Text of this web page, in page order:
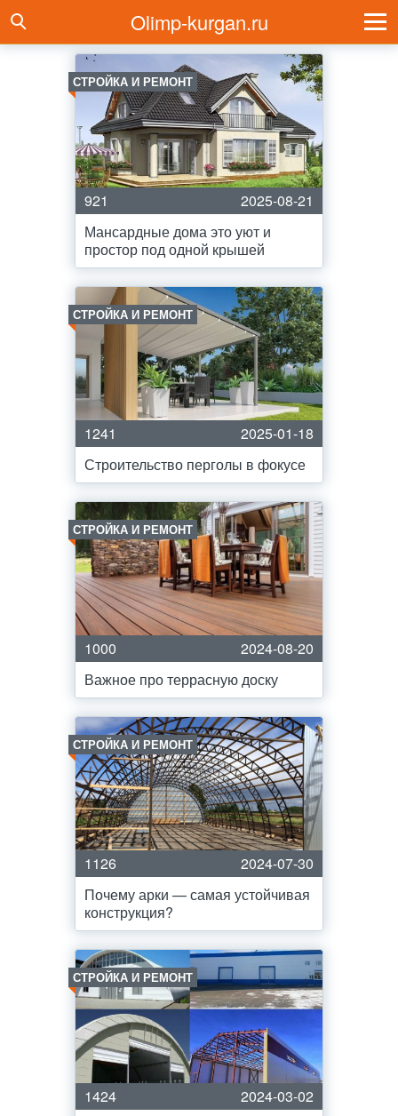
Olimp-kurgan.ru
СТРОЙКА И РЕМОНТ
921
2025-08-21
Мансардные дома это уют и
простор под одной крышей
СТРОЙКА И РЕМОНТ
1241
2025-01-18
Строительство перголы в фокусе
СТРОЙКА И РЕМОНТ
1000
2024-08-20
Важное про террасную доску
СТРОЙКА И РЕМОНТ
1126
2024-07-30
Почему арки — самая устойчивая
конструкция?
СТРОЙКА И РЕМОНТ
1424
2024-03-02